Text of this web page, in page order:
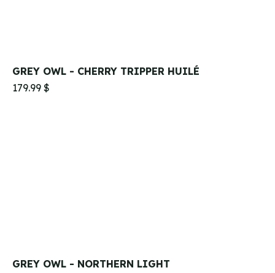
GREY OWL - CHERRY TRIPPER HUILÉ
179.99 $
GREY OWL - NORTHERN LIGHT